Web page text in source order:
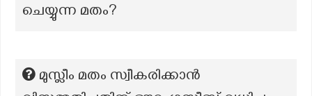
ചെയ്യുന്ന മതം?
മുസ്ലീം മതം സ്വീകരിക്കാൻ